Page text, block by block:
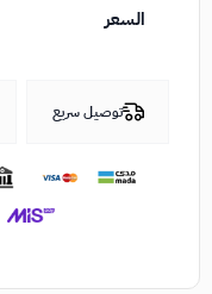
السعر
توصيل سريع